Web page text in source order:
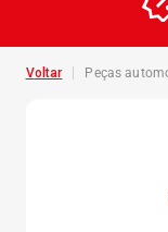
peças